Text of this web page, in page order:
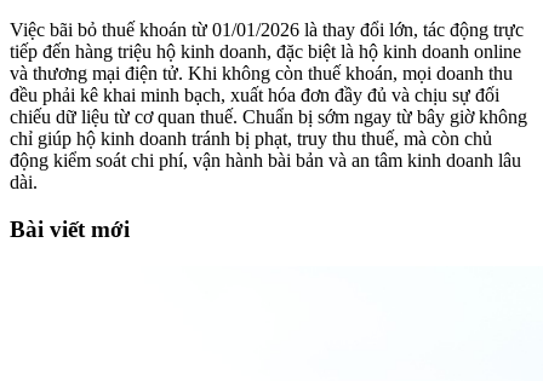
Việc bãi bỏ thuế khoán từ 01/01/2026 là thay đổi lớn, tác động trực
tiếp đến hàng triệu hộ kinh doanh, đặc biệt là hộ kinh doanh online
và thương mại điện tử. Khi không còn thuế khoán, mọi doanh thu
đều phải kê khai minh bạch, xuất hóa đơn đầy đủ và chịu sự đối
chiếu dữ liệu từ cơ quan thuế. Chuẩn bị sớm ngay từ bây giờ không
chỉ giúp hộ kinh doanh tránh bị phạt, truy thu thuế, mà còn chủ
động kiểm soát chi phí, vận hành bài bản và an tâm kinh doanh lâu
dài.
Bài viết mới